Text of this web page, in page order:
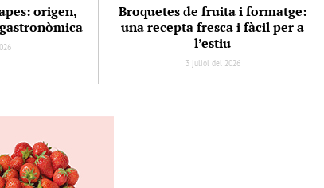
origen,
Broquetes de fruita i formatge:
una recepta fresca i fàcil per a
l’estiu
3 juliol del 2026